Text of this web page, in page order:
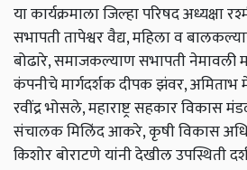
या कार्यक्रमाला जिल्हा परिषद अध्यक्षा
सभापती तापेश्वर वैद्य, महिला व
बोढारे, समाजकल्याण सभापती नेमावली
कंपनीचे मार्गदर्शक दीपक झंवर,
रवींद्र भोसले, महाराष्ट्र सहकार विकास
संचालक मिलिंद आकरे, कृषी विकास
किशोर बोराटणे यांनी देखील उपस्थिती